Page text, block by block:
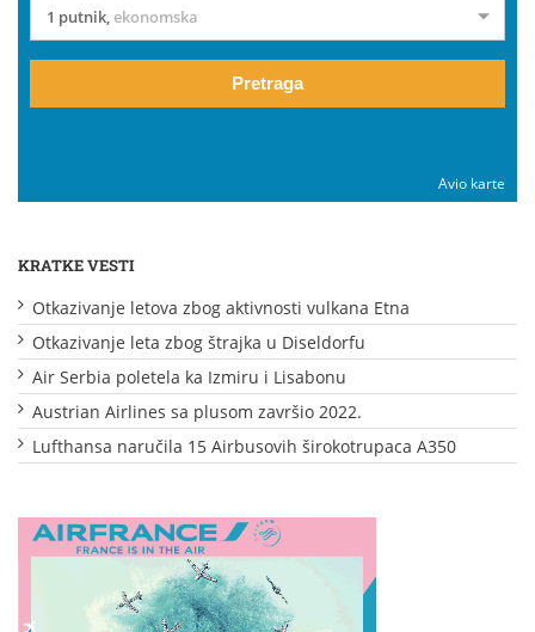
1 putnik,ekonomska
Pretraga
Avio karte
KRATKE VESTI
Otkazivanje letova zbog aktivnosti vulkana Etna
Otkazivanje leta zbog štrajka u Diseldorfu
Air Serbia poletela ka Izmiru i Lisabonu
Austrian Airlines sa plusom završio 2022.
Lufthansa naručila 15 Airbusovih širokotrupaca A350